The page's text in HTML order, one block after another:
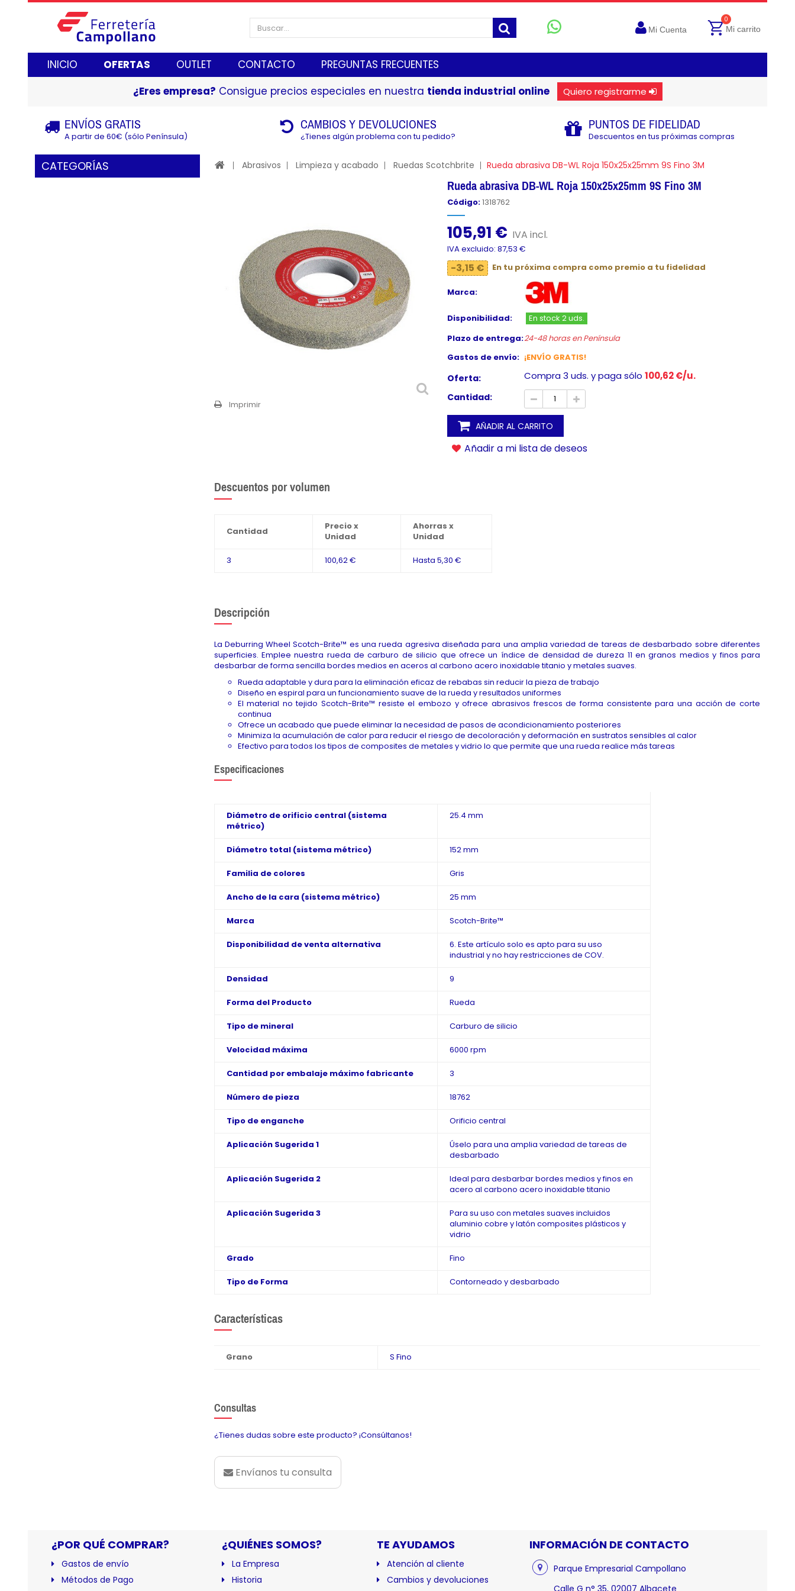
INICIO OFERTAS OUTLET CONTACTO PREGUNTAS FRECUENTES
Mi Cuenta
0
Mi carrito
¿Eres empresa? Consigue precios especiales en nuestra tienda industrial online Quiero registrarme
ENVÍOS GRATIS
A partir de 60€ (sólo Península)
CAMBIOS Y DEVOLUCIONES
¿Tienes algún problema con tu pedido?
PUNTOS DE FIDELIDAD
Descuentos en tus próximas compras
CATEGORÍAS Abrasivos Limpieza y acabado Ruedas Scotchbrite Rueda abrasiva DB-WL Roja 150x25x25mm 9S Fino 3M
Imprimir
Rueda abrasiva DB-WL Roja 150x25x25mm 9S Fino 3M
Código:1318762
105,91 € IVA incl.
IVA excluido: 87,53 €
-3,15 € En tu próxima compra como premio a tu fidelidad
Marca:
Disponibilidad:
En stock 2 uds.
Plazo de entrega:24-48 horas en Península
Gastos de envío: ¡ENVÍO GRATIS!
Oferta: Compra 3 uds. y paga sólo100,62 €/u.
Cantidad:
AÑADIR AL CARRITO
Añadir a mi lista de deseos
Descuentos por volumen
Cantidad
Precio x
Unidad
Ahorras x
Unidad
3 100,62 € Hasta 5,30 €
Descripción
La Deburring Wheel Scotch-Brite™ es una rueda agresiva diseñada para una amplia variedad de tareas de desbarbado sobre diferentes
superficies. Emplee nuestra rueda de carburo de silicio que ofrece un índice de densidad de dureza 11 en granos medios y finos para
desbarbar de forma sencilla bordes medios en aceros al carbono acero inoxidable titanio y metales suaves.
Rueda adaptable y dura para la eliminación eficaz de rebabas sin reducir la pieza de trabajo
Diseño en espiral para un funcionamiento suave de la rueda y resultados uniformes
El material no tejido Scotch-Brite™ resiste el embozo y ofrece abrasivos frescos de forma consistente para una acción de corte
continua
Ofrece un acabado que puede eliminar la necesidad de pasos de acondicionamiento posteriores
Minimiza la acumulación de calor para reducir el riesgo de decoloración y deformación en sustratos sensibles al calor
Efectivo para todos los tipos de composites de metales y vidrio lo que permite que una rueda realice más tareas
Especificaciones
Diámetro de orificio central (sistema
métrico)
25.4 mm
Diámetro total (sistema métrico) 152 mm
Familia de colores Gris
Ancho de la cara (sistema métrico) 25 mm
Marca Scotch-Brite™
Disponibilidad de venta alternativa
6. Este artículo solo es apto para su uso
industrial y no hay restricciones de COV.
Densidad 9
Forma del Producto Rueda
Tipo de mineral Carburo de silicio
Velocidad máxima 6000 rpm
Cantidad por embalaje máximo fabricante 3
Número de pieza 18762
Tipo de enganche Orificio central
Aplicación Sugerida 1
Úselo para una amplia variedad de tareas de
desbarbado
Aplicación Sugerida 2
Ideal para desbarbar bordes medios y finos en
acero al carbono acero inoxidable titanio
Aplicación Sugerida 3
Para su uso con metales suaves incluidos
aluminio cobre y latón composites plásticos y
vidrio
Grado Fino
Tipo de Forma Contorneado y desbarbado
Características
Grano S Fino
Consultas
¿Tienes dudas sobre este producto? ¡Consúltanos!
Envíanos tu consulta
¿POR QUÉ COMPRAR?
Gastos de envío
Métodos de Pago
¿QUIÉNES SOMOS?
La Empresa
Historia
TE AYUDAMOS
Atención al cliente
Cambios y devoluciones
INFORMACIÓN DE CONTACTO
Parque Empresarial Campollano